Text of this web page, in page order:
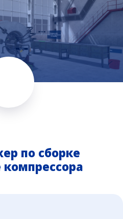
по сборке
компрессора